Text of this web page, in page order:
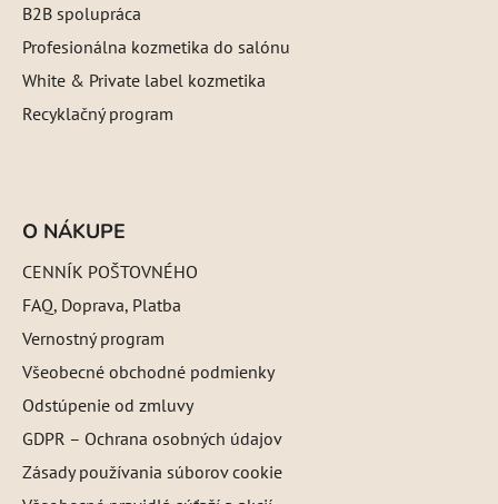
B2B spolupráca
Profesionálna kozmetika do salónu
White & Private label kozmetika
Recyklačný program
O NÁKUPE
CENNÍK POŠTOVNÉHO
FAQ, Doprava, Platba
Vernostný program
Všeobecné obchodné podmienky
Odstúpenie od zmluvy
GDPR – Ochrana osobných údajov
Zásady používania súborov cookie